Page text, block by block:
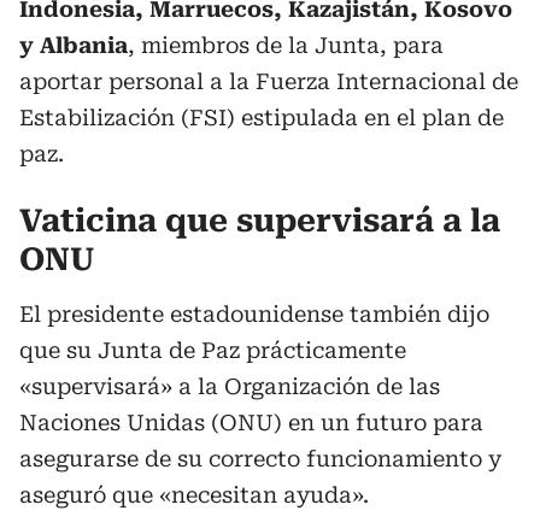
Indonesia, Marruecos, Kazajistán, Kosovo
y Albania, miembros de la Junta, para
aportar personal a la Fuerza Internacional de
Estabilización (FSI) estipulada en el plan de
paz.
Vaticina que supervisará a la
ONU
El presidente estadounidense también dijo
que su Junta de Paz prácticamente
«supervisará» a la Organización de las
Naciones Unidas (ONU) en un futuro para
asegurarse de su correcto funcionamiento y
aseguró que «necesitan ayuda».